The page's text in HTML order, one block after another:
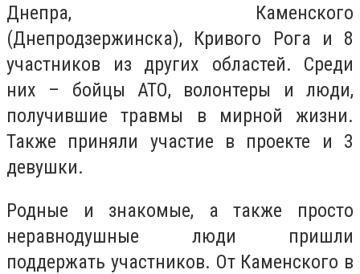
Днепра, Каменского
(Днепродзержинска), Кривого Рога и 8
участников из других областей. Среди
них – бойцы АТО, волонтеры и люди,
получившие травмы в мирной жизни.
Также приняли участие в проекте и 3
девушки.
Родные и знакомые, а также просто
неравнодушные люди пришли
поддержать участников. От Каменского в